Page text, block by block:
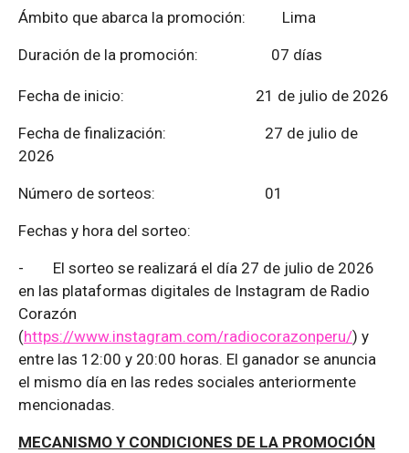
Ámbito que abarca la promoción: Lima
Duración de la promoción: 07 días
Fecha de inicio: 21 de julio de 2026
Fecha de finalización:
27 de julio de
2026
Número de sorteos: 01
Fechas y hora del sorteo:
- El sorteo se realizará el día 27 de julio de 2026
en las plataformas digitales de Instagram de Radio
Corazón
(https://www.instagram.com/radiocorazonperu/) y
entre las 12:00 y 20:00 horas. El ganador se anuncia
el mismo día en las redes sociales anteriormente
mencionadas.
MECANISMO Y CONDICIONES DE LA PROMOCIÓN